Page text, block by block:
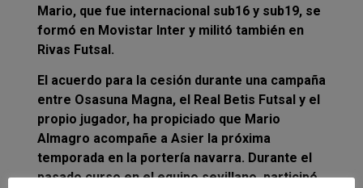
Mario, que fue internacional sub16 y sub19, se
formó en Movistar Inter y militó también en
Rivas Futsal.
El acuerdo para la cesión durante una campaña
entre Osasuna Magna, el Real Betis Futsal y el
propio jugador, ha propiciado que Mario
Almagro acompañe a Asier la próxima
temporada en la portería navarra. Durante el
pasado curso en el equipo sevillano, participó